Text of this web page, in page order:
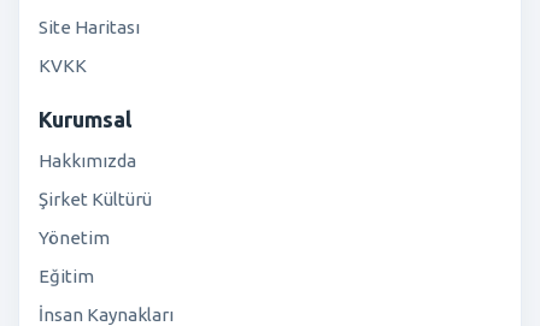
Site Haritası
KVKK
Kurumsal
Hakkımızda
Şirket Kültürü
Yönetim
Eğitim
İnsan Kaynakları